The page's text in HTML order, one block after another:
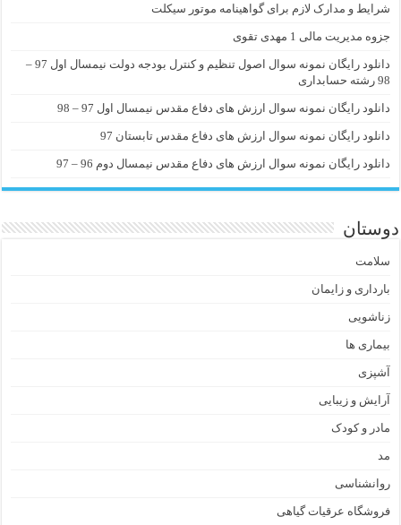
شرایط و مدارک لازم برای گواهینامه موتور سیکلت
جزوه مدیریت مالی 1 مهدی تقوی
دانلود رایگان نمونه سوال اصول تنظیم و کنترل بودجه دولت نیمسال اول 97 –
98 رشته حسابداری
دانلود رایگان نمونه سوال ارزش های دفاع مقدس نیمسال اول 97 – 98
دانلود رایگان نمونه سوال ارزش های دفاع مقدس تابستان 97
دانلود رایگان نمونه سوال ارزش های دفاع مقدس نیمسال دوم 96 – 97
دوستان
سلامت
بارداری و زایمان
زناشویی
بیماری ها
آشپزی
آرایش و زیبایی
مادر و کودک
مد
روانشناسی
فروشگاه عرقیات گیاهی